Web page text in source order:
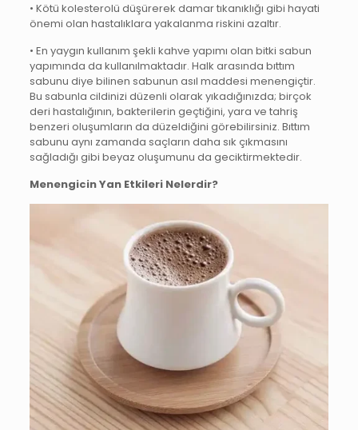
• Kötü kolesterolü düşürerek damar tıkanıklığı gibi hayati
önemi olan hastalıklara yakalanma riskini azaltır.
• En yaygın kullanım şekli kahve yapımı olan bitki sabun
yapımında da kullanılmaktadır. Halk arasında bıttım
sabunu diye bilinen sabunun asıl maddesi menengiçtir.
Bu sabunla cildinizi düzenli olarak yıkadığınızda; birçok
deri hastalığının, bakterilerin geçtiğini, yara ve tahriş
benzeri oluşumların da düzeldiğini görebilirsiniz. Bıttım
sabunu aynı zamanda saçların daha sık çıkmasını
sağladığı gibi beyaz oluşumunu da geciktirmektedir.
Menengicin Yan Etkileri Nelerdir?